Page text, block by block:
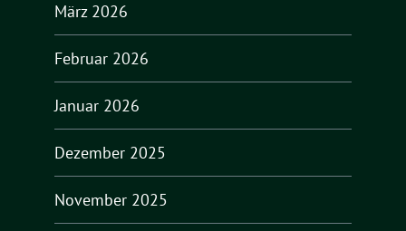
März 2026
Februar 2026
Januar 2026
Dezember 2025
November 2025